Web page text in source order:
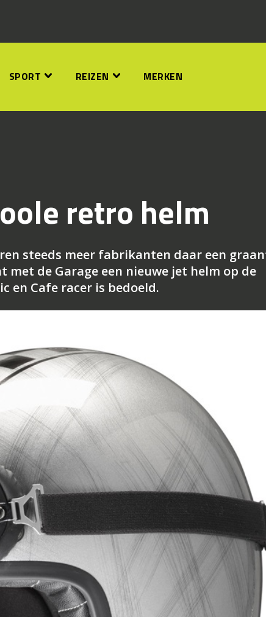
SPORT REIZEN MERKEN
retro helm
steeds meer fabrikanten daar een
met de Garage een nieuwe jet helm op de
en Cafe racer is bedoeld.